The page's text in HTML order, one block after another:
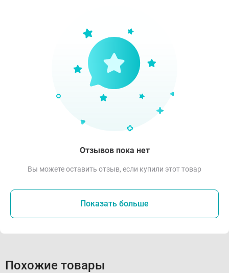
Отзывов пока нет
Вы можете оставить отзыв, если купили этот товар
Показать больше
Похожие товары